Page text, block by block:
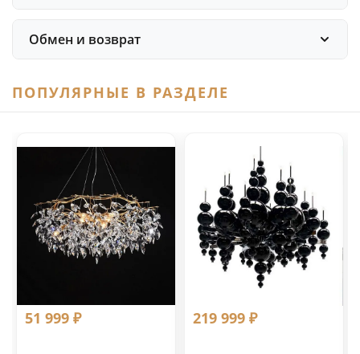
Обмен и возврат
ПОПУЛЯРНЫЕ В РАЗДЕЛЕ
51 999 ₽ 219 999 ₽